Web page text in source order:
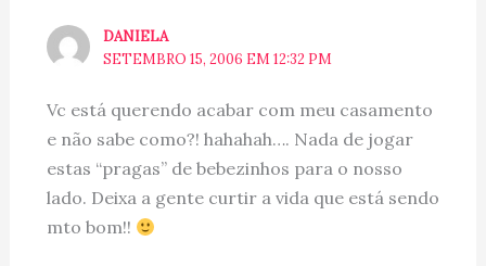
DANIELA
SETEMBRO 15, 2006 EM 12:32 PM
Vc está querendo acabar com meu casamento
e não sabe como?! hahahah…. Nada de jogar
estas “pragas” de bebezinhos para o nosso
lado. Deixa a gente curtir a vida que está sendo
mto bom!!